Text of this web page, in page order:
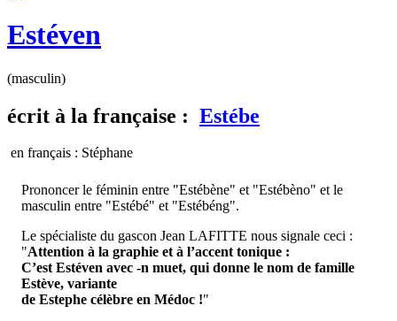
Estéven
(masculin)
écrit à la française : Estébe
en français : Stéphane
Prononcer le féminin entre "Estébène" et "Estébèno" et le
masculin entre "Estébé" et "Estébéng".
Le spécialiste du gascon Jean LAFITTE nous signale ceci :
"Attention à la graphie et à l’accent tonique :
C’est Estéven avec -n muet, qui donne le nom de famille
Estève, variante
de Estephe célèbre en Médoc !"